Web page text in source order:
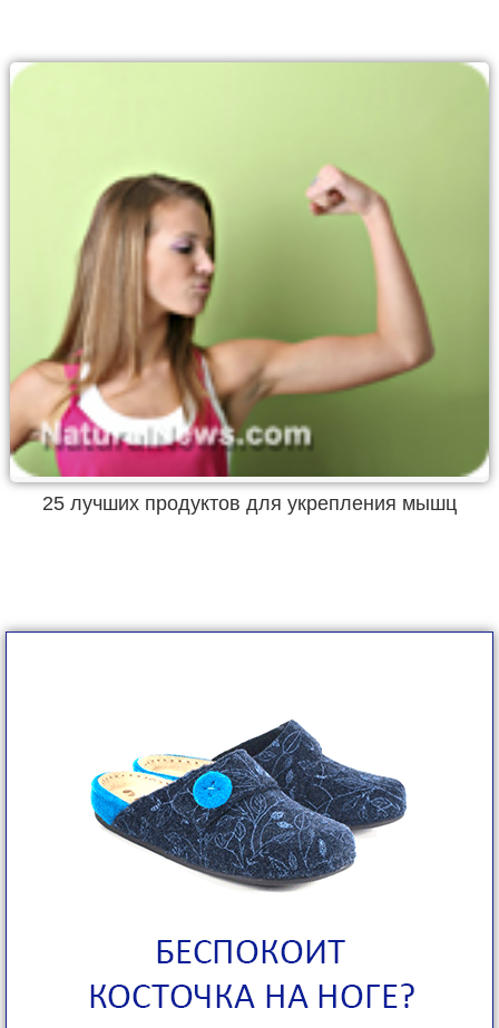
25 лучших продуктов для укрепления мышц